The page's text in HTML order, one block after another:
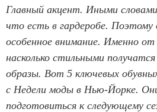
Главный акцент. Иными
что есть в гардеробе.
особенное внимание. Именно от
насколько стильными
образы. Вот 5 ключевых
с Недели моды в Нью-Йорке.
подготовиться к следующему